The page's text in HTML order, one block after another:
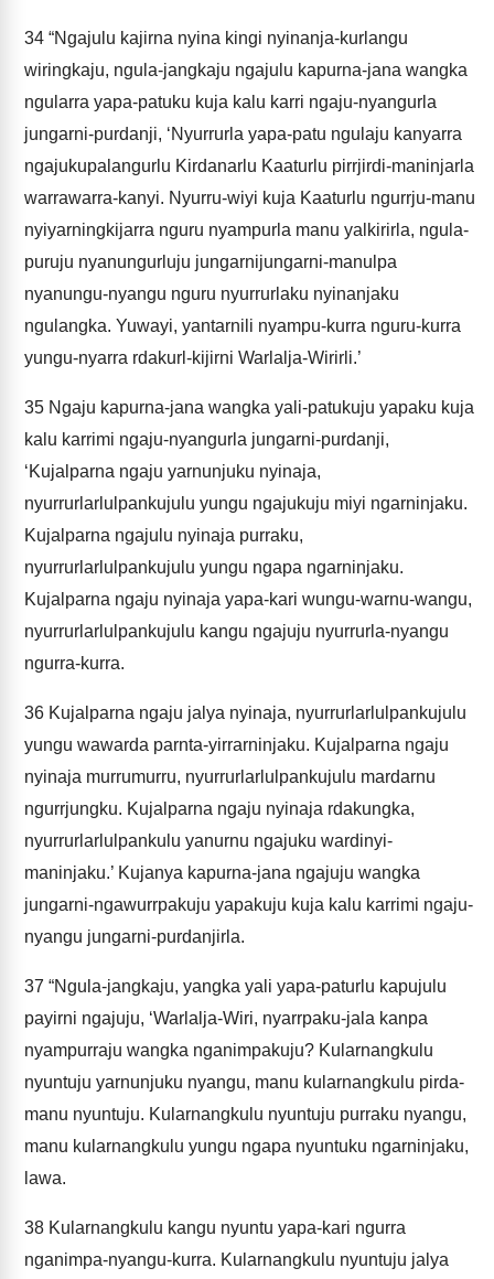
34 “Ngajulu kajirna nyina kingi nyinanja-kurlangu
wiringkaju, ngula-jangkaju ngajulu kapurna-jana wangka
ngularra yapa-patuku kuja kalu karri ngaju-nyangurla
jungarni-purdanji, ‘Nyurrurla yapa-patu ngulaju kanyarra
ngajukupalangurlu Kirdanarlu Kaaturlu pirrjirdi-maninjarla
warrawarra-kanyi. Nyurru-wiyi kuja Kaaturlu ngurrju-manu
nyiyarningkijarra nguru nyampurla manu yalkirirla, ngula-
puruju nyanungurluju jungarnijungarni-manulpa
nyanungu-nyangu nguru nyurrurlaku nyinanjaku
ngulangka. Yuwayi, yantarnili nyampu-kurra nguru-kurra
yungu-nyarra rdakurl-kijirni Warlalja-Wirirli.’
35 Ngaju kapurna-jana wangka yali-patukuju yapaku kuja
kalu karrimi ngaju-nyangurla jungarni-purdanji,
‘Kujalparna ngaju yarnunjuku nyinaja,
nyurrurlarlulpankujulu yungu ngajukuju miyi ngarninjaku.
Kujalparna ngajulu nyinaja purraku,
nyurrurlarlulpankujulu yungu ngapa ngarninjaku.
Kujalparna ngaju nyinaja yapa-kari wungu-warnu-wangu,
nyurrurlarlulpankujulu kangu ngajuju nyurrurla-nyangu
ngurra-kurra.
36 Kujalparna ngaju jalya nyinaja, nyurrurlarlulpankujulu
yungu wawarda parnta-yirrarninjaku. Kujalparna ngaju
nyinaja murrumurru, nyurrurlarlulpankujulu mardarnu
ngurrjungku. Kujalparna ngaju nyinaja rdakungka,
nyurrurlarlulpankulu yanurnu ngajuku wardinyi-
maninjaku.’ Kujanya kapurna-jana ngajuju wangka
jungarni-ngawurrpakuju yapakuju kuja kalu karrimi ngaju-
nyangu jungarni-purdanjirla.
37 “Ngula-jangkaju, yangka yali yapa-paturlu kapujulu
payirni ngajuju, ‘Warlalja-Wiri, nyarrpaku-jala kanpa
nyampurraju wangka nganimpakuju? Kularnangkulu
nyuntuju yarnunjuku nyangu, manu kularnangkulu pirda-
manu nyuntuju. Kularnangkulu nyuntuju purraku nyangu,
manu kularnangkulu yungu ngapa nyuntuku ngarninjaku,
lawa.
38 Kularnangkulu kangu nyuntu yapa-kari ngurra
nganimpa-nyangu-kurra. Kularnangkulu nyuntuju jalya